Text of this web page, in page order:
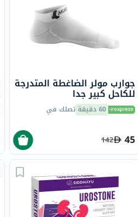
جوارب مولر الضاغطة المتدرجة
للكاحل كبير جدا
60 دقيقة تصلك في
45
142